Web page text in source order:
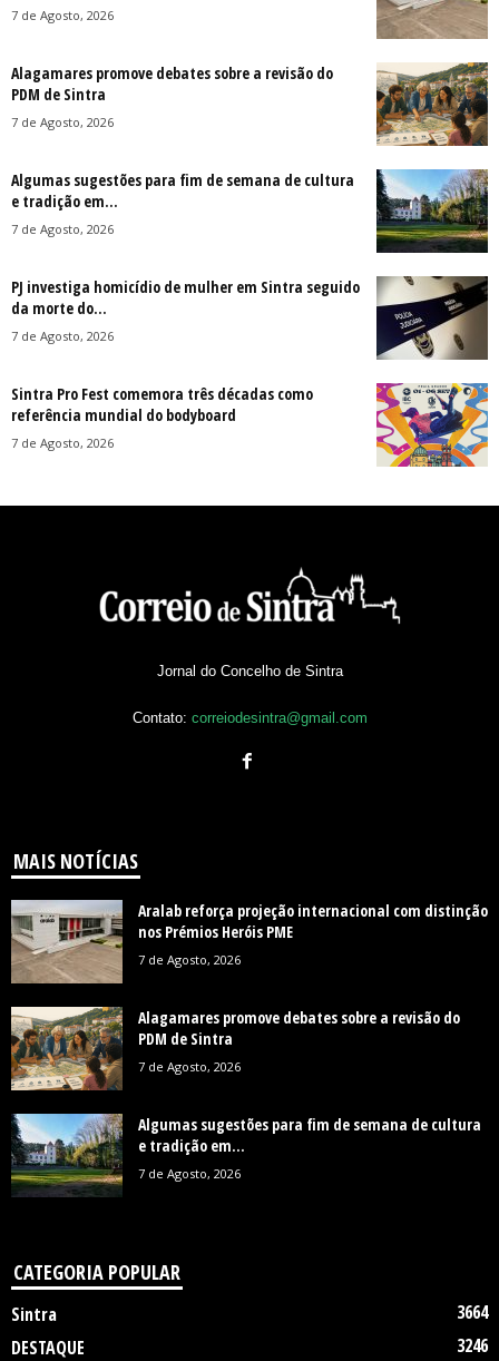
7 de Agosto, 2026
Alagamares promove debates sobre a revisão do
PDM de Sintra
7 de Agosto, 2026
Algumas sugestões para fim de semana de cultura
e tradição em...
7 de Agosto, 2026
PJ investiga homicídio de mulher em Sintra seguido
da morte do...
7 de Agosto, 2026
Sintra Pro Fest comemora três décadas como
referência mundial do bodyboard
7 de Agosto, 2026
Jornal do Concelho de Sintra
Contato: correiodesintra@gmail.com
MAIS NOTÍCIAS
Aralab reforça projeção internacional com distinção
nos Prémios Heróis PME
7 de Agosto, 2026
Alagamares promove debates sobre a revisão do
PDM de Sintra
7 de Agosto, 2026
Algumas sugestões para fim de semana de cultura
e tradição em...
7 de Agosto, 2026
CATEGORIA POPULAR
Sintra
3664
DESTAQUE
3246